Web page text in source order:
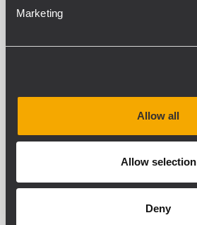
Marketing
Allow all
Allow selection
Deny
RJ45
Serial
Entrées d’utilité générale (GPI)
8